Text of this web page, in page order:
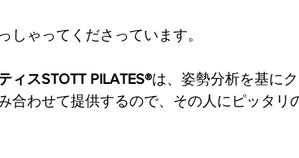
しゃってくださっています。
ィスSTOTT PILATES®は、姿勢分析を基に
合わせて提供するので、その人にピッタリ